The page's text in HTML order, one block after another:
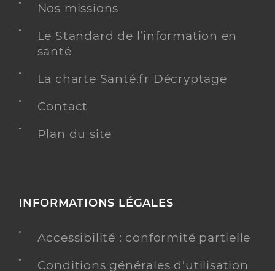
Nos missions
Le Standard de l’information en
santé
La charte Santé.fr Décryptage
Contact
Plan du site
INFORMATIONS LÉGALES
Accessibilité : conformité partielle
Conditions générales d'utilisation